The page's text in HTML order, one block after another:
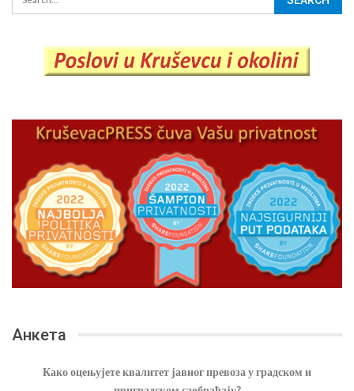
Анкета
Како оцењујете квалитет јавног превоза у градском и